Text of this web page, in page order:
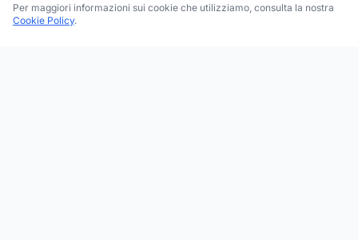
Per maggiori informazioni sui cookie che utilizziamo, consulta la nostra
Cookie Policy.